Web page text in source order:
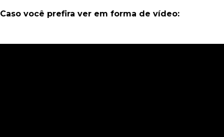
Caso você prefira ver em forma de vídeo: